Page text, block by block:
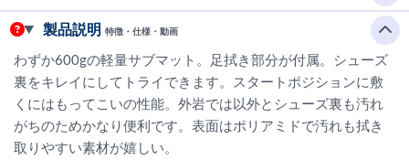
製品説明 特徴・仕様・動画
わずか600gの軽量サブマット。足拭き部分が付属。シューズ
裏をキレイにしてトライできます。スタートポジションに敷
くにはもってこいの性能。外岩では以外とシューズ裏も汚れ
がちのためかなり便利です。表面はポリアミドで汚れも拭き
取りやすい素材が嬉しい。